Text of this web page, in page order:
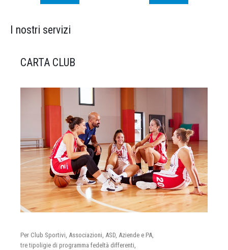
I nostri servizi
CARTA CLUB
Per Club Sportivi, Associazioni, ASD, Aziende e PA,
tre tipoligie di programma fedeltà differenti,